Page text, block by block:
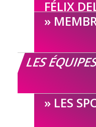
FÉLIX
LES
LES